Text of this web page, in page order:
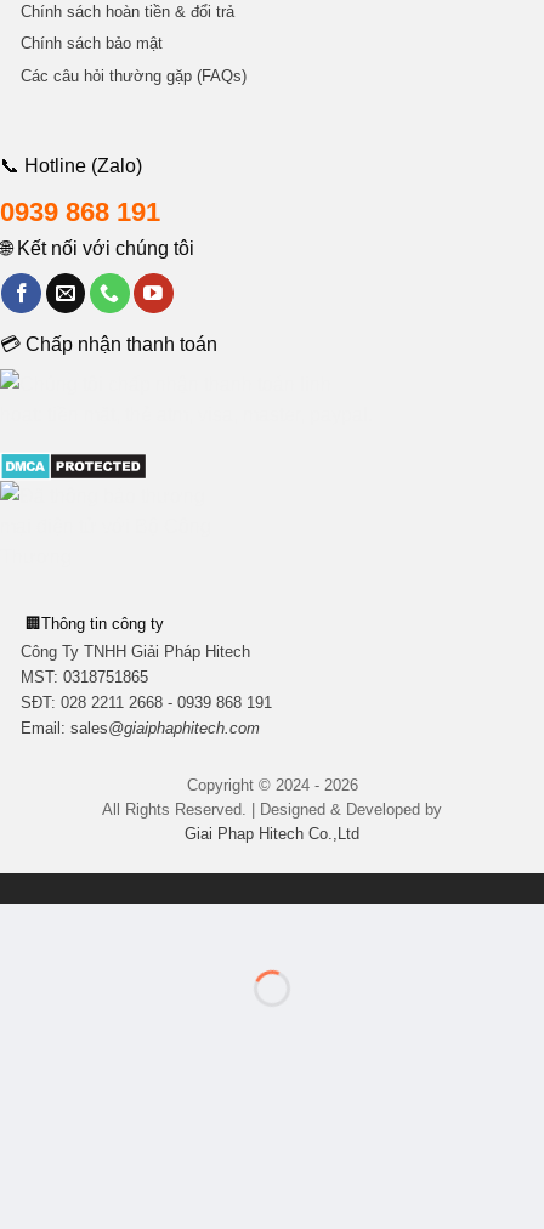
Chính sách hoàn tiền & đổi trả
Chính sách bảo mật
Các câu hỏi thường gặp (FAQs)
📞 Hotline (Zalo)
0939 868 191
🌐 Kết nối với chúng tôi
💳 Chấp nhận thanh toán
🏢 Thông tin công ty
Công Ty TNHH Giải Pháp Hitech
MST: 0318751865
SĐT: 028 2211 2668 - 0939 868 191
Email: sales@giaiphaphitech.com
Copyright © 2024 - 2026
All Rights Reserved. | Designed & Developed by
Giai Phap Hitech Co.,Ltd